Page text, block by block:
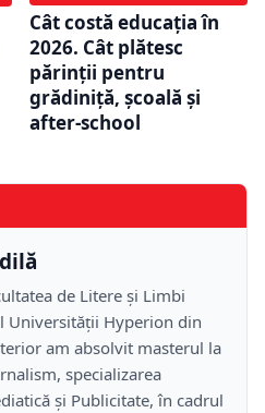
Cât costă educația în
2026. Cât plătesc
părinții pentru
grădiniță, școală și
after-school
de Litere și Limbi
Universității Hyperion din
am absolvit masterul la
specializarea
și Publicitate, în cadrul